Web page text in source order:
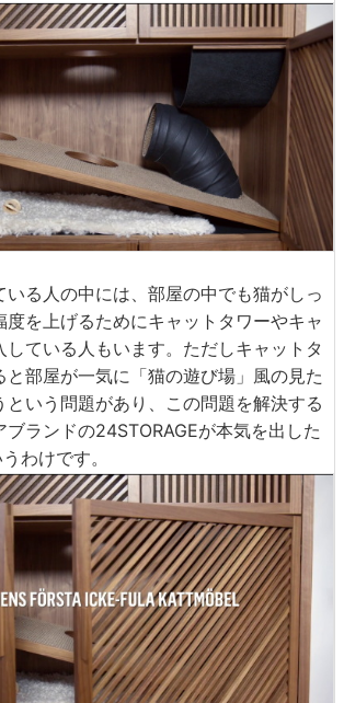
いる人の中には、部屋の中でも猫がしっ
度を上げるためにキャットタワーやキャ
している人もいます。ただしキャットタ
と部屋が一気に「猫の遊び場」風の見た
という問題があり、この問題を解決する
ブランドの24STORAGEが本気を出した
わけです。